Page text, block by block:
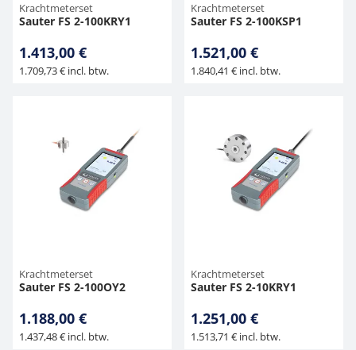
Krachtmeterset
Sauter FS 2-100KRY1
1.413,00 €
1.709,73 € incl. btw.
Krachtmeterset
Sauter FS 2-100KSP1
1.521,00 €
1.840,41 € incl. btw.
Krachtmeterset
Sauter FS 2-100OY2
1.188,00 €
1.437,48 € incl. btw.
Krachtmeterset
Sauter FS 2-10KRY1
1.251,00 €
1.513,71 € incl. btw.